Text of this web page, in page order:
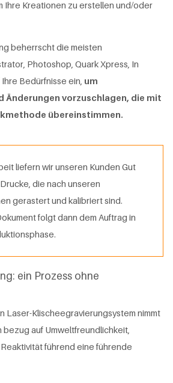
Ihre Kreationen zu erstellen und/oder
beherrscht die meisten
Photoshop, Quark Xpress, In
Bedürfnisse ein, um
Änderungen vorzuschlagen, die mit
übereinstimmen.
liefern wir unseren Kunden Gut
die nach unseren
gerastert und kalibriert sind.
folgt dann dem Auftrag in
ein Prozess ohne
Laser-Klischeegravierungsystem nimmt
bezug auf Umweltfreundlichkeit,
führend eine führende